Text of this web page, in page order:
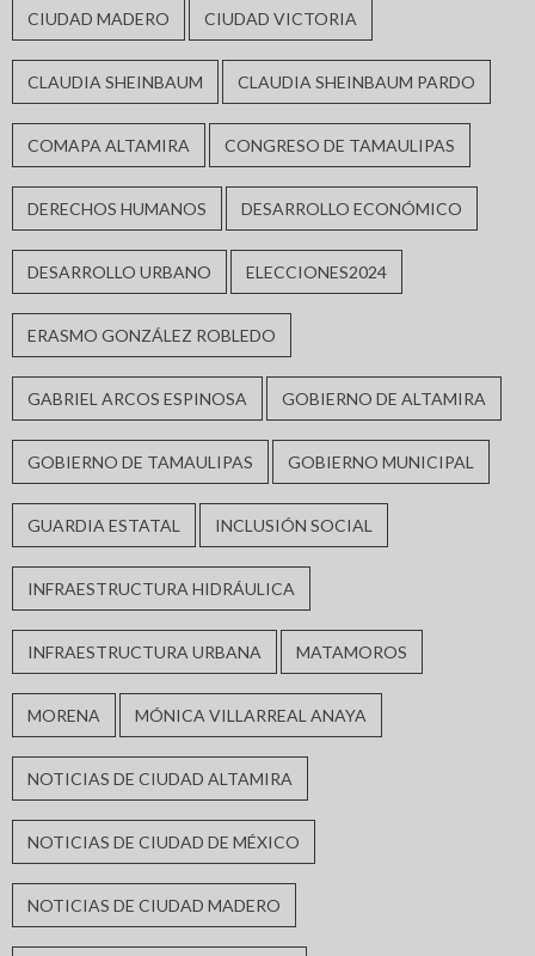
CIUDAD MADERO CIUDAD VICTORIA
CLAUDIA SHEINBAUM CLAUDIA SHEINBAUM PARDO
COMAPA ALTAMIRA CONGRESO DE TAMAULIPAS
DERECHOS HUMANOS DESARROLLO ECONÓMICO
DESARROLLO URBANO ELECCIONES2024
ERASMO GONZÁLEZ ROBLEDO
GABRIEL ARCOS ESPINOSA GOBIERNO DE ALTAMIRA
GOBIERNO DE TAMAULIPAS GOBIERNO MUNICIPAL
GUARDIA ESTATAL INCLUSIÓN SOCIAL
INFRAESTRUCTURA HIDRÁULICA
INFRAESTRUCTURA URBANA MATAMOROS
MORENA MÓNICA VILLARREAL ANAYA
NOTICIAS DE CIUDAD ALTAMIRA
NOTICIAS DE CIUDAD DE MÉXICO
NOTICIAS DE CIUDAD MADERO